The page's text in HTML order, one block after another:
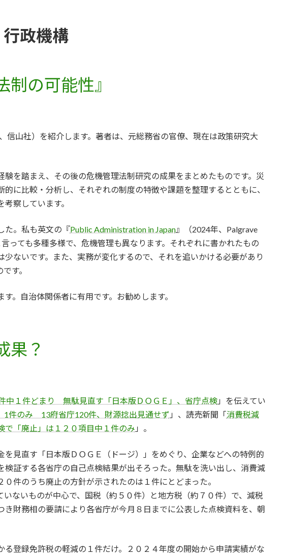
政機構
の可能性』
信山社）を紹介します。著者は、元総務省の官僚、現在は政策研究大
を踏まえ、その後の危機管理法制研究の成果をまとめたものです。災
に比較・分析し、それぞれの制度の特徴や課題を整理するとともに、
察しています。
た。私も英文の『Public Administration in Japan』（2024年、Palgrave
っても多種多様で、危機管理も異なります。それぞれに書かれたもの
ないです。また、実務が変化するので、それを追いかける必要があり
す。
。自治体関係者に有用です。お勧めします。
果？
中１件どまり 無駄見直す「日本版ＤＯＧＥ」、省庁点検」を伝えてい
1件のみ 13府省庁120件、財源捻出見通せず 」、読売新聞「消費税減
で「廃止」は１２０項目中１件のみ 」。
を見直す「日本版ＤＯＧＥ（ドージ）」をめぐり、企業などへの特例的
証する各省庁の自己点検結果が出そろった。無駄を洗い出し、消費減
件のうち廃止の方針が示されたのは１件にとどまった。
ないものが中心で、国税（約５０件）と地方税（約７０件）で、減税
財務相の要請により各省庁が今月８日までに公表した点検資料を、朝
登録免許税の軽減の１件だけ。２０２４年度の開始から申請実績がな